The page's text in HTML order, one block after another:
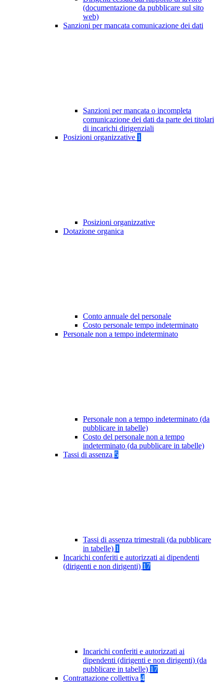
(documentazione da pubblicare sul sito
web)
Sanzioni per mancata comunicazione dei dati
Sanzioni per mancata o incompleta
comunicazione dei dati da parte dei titolari
di incarichi dirigenziali
Posizioni organizzative 1
Posizioni organizzative
Dotazione organica
Conto annuale del personale
Costo personale tempo indeterminato
Personale non a tempo indeterminato
Personale non a tempo indeterminato (da
pubblicare in tabelle)
Costo del personale non a tempo
indeterminato (da pubblicare in tabelle)
Tassi di assenza 5
Tassi di assenza trimestrali (da pubblicare
in tabelle) 1
Incarichi conferiti e autorizzati ai dipendenti
(dirigenti e non dirigenti) 17
Incarichi conferiti e autorizzati ai
dipendenti (dirigenti e non dirigenti) (da
pubblicare in tabelle) 17
Contrattazione collettiva 4